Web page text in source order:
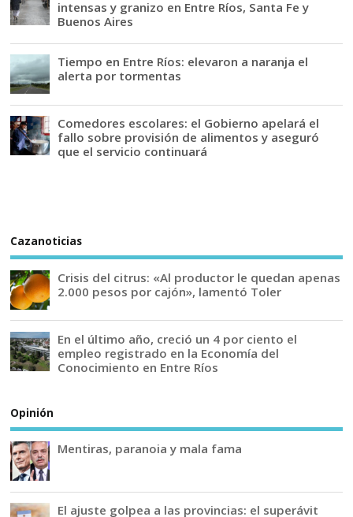
intensas y granizo en Entre Ríos, Santa Fe y
Buenos Aires
Tiempo en Entre Ríos: elevaron a naranja el
alerta por tormentas
Comedores escolares: el Gobierno apelará el
fallo sobre provisión de alimentos y aseguró
que el servicio continuará
Cazanoticias
Crisis del citrus: «Al productor le quedan apenas
2.000 pesos por cajón», lamentó Toler
En el último año, creció un 4 por ciento el
empleo registrado en la Economía del
Conocimiento en Entre Ríos
Opinión
Mentiras, paranoia y mala fama
El ajuste golpea a las provincias: el superávit